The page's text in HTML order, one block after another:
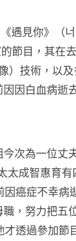
遇見你》（
節目，其在
）技術，以
因白血病逝
次為一位丈
太成智惠育
癌症不幸病
，努力把五
透過參加節